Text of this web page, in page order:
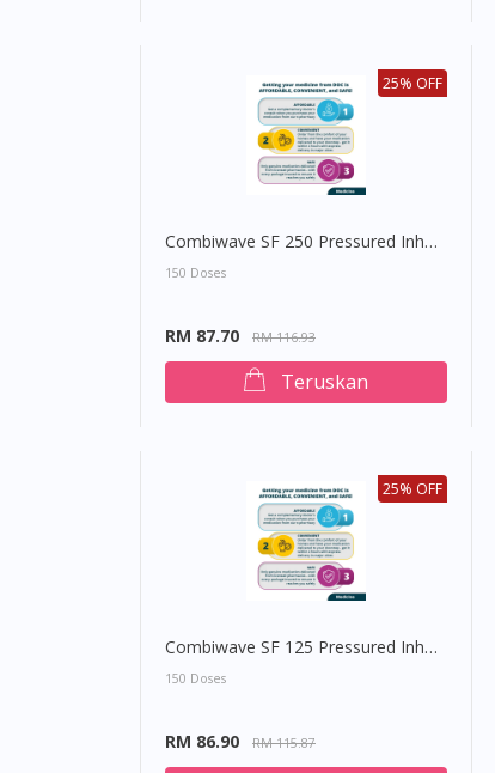
25% OFF
Combiwave SF 250 Pressured Inhalation
150 Doses
RM 87.70 RM 116.93
Teruskan
25% OFF
Combiwave SF 125 Pressured Inhalation
150 Doses
RM 86.90 RM 115.87